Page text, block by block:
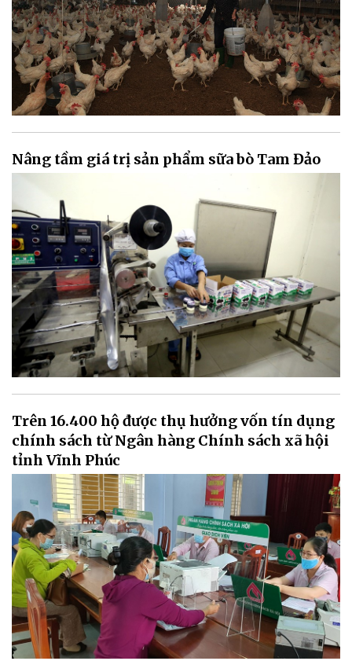
Nâng tầm giá trị sản phẩm sữa bò Tam Đảo
Trên 16.400 hộ được thụ hưởng vốn tín dụng
chính sách từ Ngân hàng Chính sách xã hội
tỉnh Vĩnh Phúc